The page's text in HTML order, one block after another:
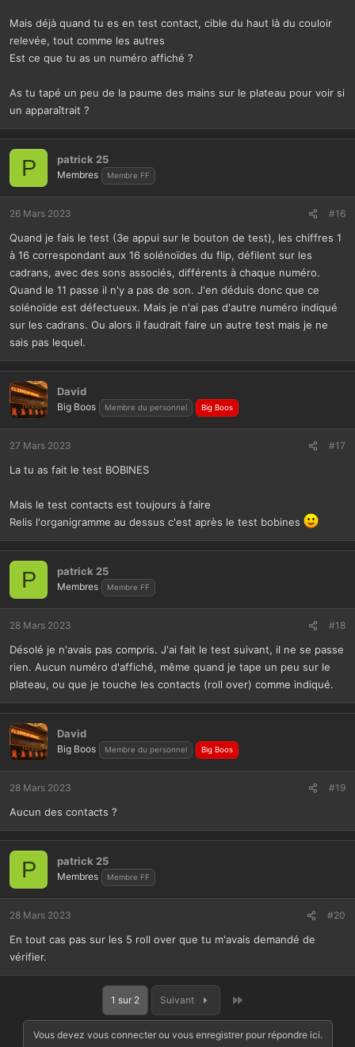
Mais déjà quand tu es en test contact, cible du haut là du couloir
relevée, tout comme les autres
Est ce que tu as un numéro affiché ?
As tu tapé un peu de la paume des mains sur le plateau pour voir si
un apparaîtrait ?
P patrick 25
Membres Membre FF
26 Mars 2023 #16
Quand je fais le test (3e appui sur le bouton de test), les chiffres 1
à 16 correspondant aux 16 solénoïdes du flip, défilent sur les
cadrans, avec des sons associés, différents à chaque numéro.
Quand le 11 passe il n'y a pas de son. J'en déduis donc que ce
solénoïde est défectueux. Mais je n'ai pas d'autre numéro indiqué
sur les cadrans. Ou alors il faudrait faire un autre test mais je ne
sais pas lequel.
David
Big Boos Membre du personnel Big Boos
27 Mars 2023 #17
La tu as fait le test BOBINES
Mais le test contacts est toujours à faire
Relis l'organigramme au dessus c'est après le test bobines
P patrick 25
Membres Membre FF
28 Mars 2023 #18
Désolé je n'avais pas compris. J'ai fait le test suivant, il ne se passe
rien. Aucun numéro d'affiché, même quand je tape un peu sur le
plateau, ou que je touche les contacts (roll over) comme indiqué.
David
Big Boos Membre du personnel Big Boos
28 Mars 2023 #19
Aucun des contacts ?
P patrick 25
Membres Membre FF
28 Mars 2023 #20
En tout cas pas sur les 5 roll over que tu m'avais demandé de
vérifier.
1 sur 2 Suivant
Vous devez vous connecter ou vous enregistrer pour répondre ici.